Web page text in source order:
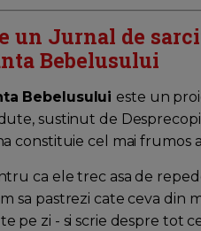
un Jurnal de
Bebelusului
Bebelusului este un
sustinut de
constituie cel mai frumos
ca ele trec asa de
sa pastrezi cate ceva din
pe zi - si scrie despre tot